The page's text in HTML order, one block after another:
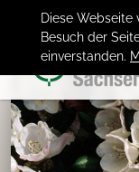
Diese Webseite
Besuch der
einverstanden.